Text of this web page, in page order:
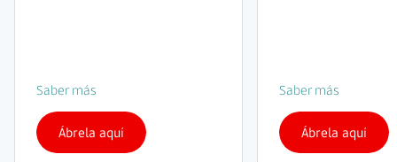
Ábrela aquí
Saber más
Ábrela aquí
Saber más